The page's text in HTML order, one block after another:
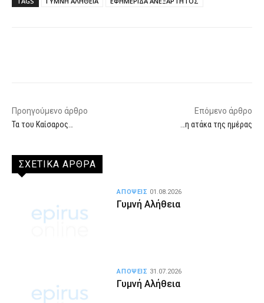
Προηγούμενο άρθρο
Τα του Καίσαρος…
Επόμενο άρθρο
…η ατάκα της ημέρας
ΣΧΕΤΙΚΑ ΑΡΘΡΑ
Γυμνή Αλήθεια
ΑΠΟΨΕΙΣ 01.08.2026
Γυμνή Αλήθεια
ΑΠΟΨΕΙΣ 31.07.2026